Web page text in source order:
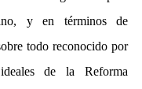
y en términos de
todo reconocido por
de la Reforma